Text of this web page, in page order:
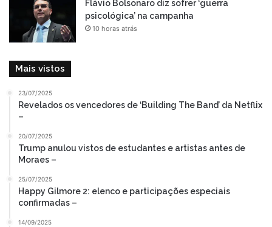
Flávio Bolsonaro diz sofrer ‘guerra
psicológica’ na campanha
10 horas atrás
Mais vistos
23/07/2025
Revelados os vencedores de ‘Building The Band’ da Netflix
–
20/07/2025
Trump anulou vistos de estudantes e artistas antes de
Moraes –
25/07/2025
Happy Gilmore 2: elenco e participações especiais
confirmadas –
14/09/2025